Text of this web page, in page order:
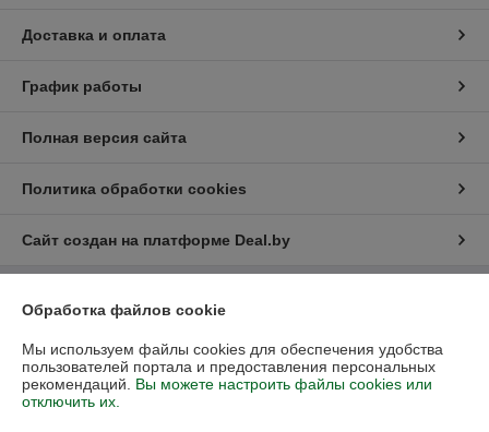
Доставка и оплата
График работы
Полная версия сайта
Политика обработки cookies
Сайт создан на платформе Deal.by
Информация для покупателя
Юридическое лицо:ИП Галкин Андрей Георгиевич
220113 г. Минск, Коласа 55
Регистрационный номер ЕГР: 192278032
Обработка файлов cookie
Мы используем файлы cookies для обеспечения удобства
пользователей портала и предоставления персональных
рекомендаций. Вы можете настроить файлы cookies или
отключить их.